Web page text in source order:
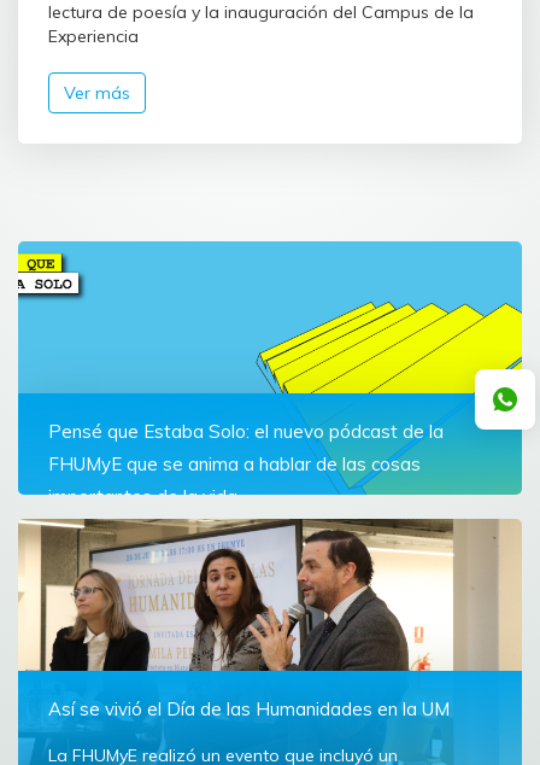
lectura de poesía y la inauguración del Campus de la
Experiencia
Ver más
Pensé que Estaba Solo: el nuevo pódcast de la
FHUMyE que se anima a hablar de las cosas
importantes de la vida
La nueva propuesta de la Facultad de Humanidades y
Educación busca entablar conversaciones sobre temas
que interpelan, desde un enfoque actual y con una
mirada cercana y reflexiva, pero con un denominador
común: el buen humor
Ver más
Así se vivió el Día de las Humanidades en la UM
La FHUMyE realizó un evento que incluyó un